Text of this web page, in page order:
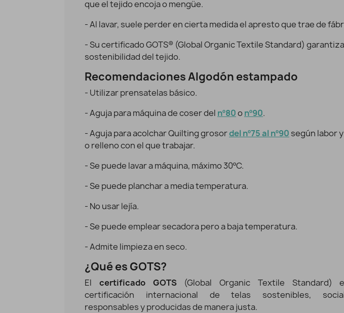
que el tejido encoja o mengüe.
- Al lavar, suele perder en cierta medida el apresto que trae de
- Su certificadoGOTS® (Global Organic Textile Standard)
sostenibilidad del tejido.
Recomendaciones Algodón estampado
- Utilizar prensatelas básico.
- Aguja para máquina de coser del nº80o nº90.
- Aguja para acolchar Quilting grosordel nº75 al nº90 según labor
o relleno con el que trabajar.
- Se puede lavar a máquina, máximo 30ºC.
- Se puede planchar a media temperatura.
- No usar lejía.
- Se puede emplear secadora pero a baja temperatura.
- Admite limpieza en seco.
¿Qué es GOTS?
El certificado GOTS(Global Organic Textile Standard)
certificación internacional de telas sostenibles,
responsables y producidas de manera justa.